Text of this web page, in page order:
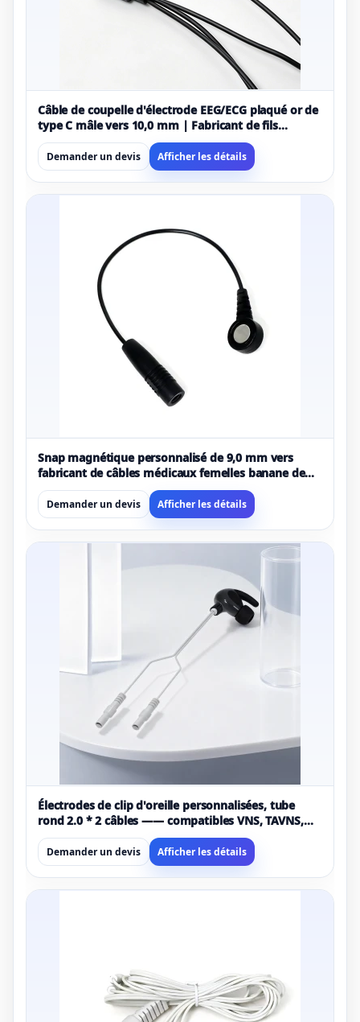
Câble de coupelle d'électrode EEG/ECG plaqué or de
type C mâle vers 10,0 mm | Fabricant de fils
conducteurs d'acquisition de signaux médicaux
personnalisés
Demander un devis Afficher les détails
Snap magnétique personnalisé de 9,0 mm vers
fabricant de câbles médicaux femelles banane de
4,0 mm | Certifié ISO 13485
Demander un devis Afficher les détails
Électrodes de clip d'oreille personnalisées, tube
rond 2.0 * 2 câbles —— compatibles VNS, TAVNS,
TVNS
Demander un devis Afficher les détails